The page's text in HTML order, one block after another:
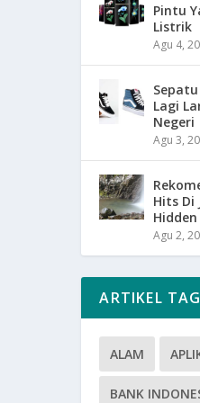
Pintu
Listrik
Agu 4,
Lagi
Negeri
Agu 3,
Hits Di
Agu 2,
ARTIKEL TAG
ALAM
BANK